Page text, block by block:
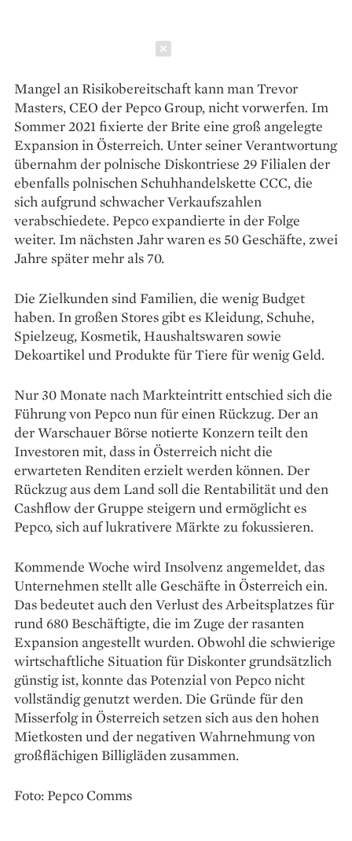
Mangel an Risikobereitschaft kann man Trevor
Masters, CEO der Pepco Group, nicht vorwerfen. Im
Sommer 2021 fixierte der Brite eine groß angelegte
Expansion in Österreich. Unter seiner Verantwortung
übernahm der polnische Diskontriese 29 Filialen der
ebenfalls polnischen Schuhhandelskette CCC, die
sich aufgrund schwacher Verkaufszahlen
verabschiedete. Pepco expandierte in der Folge
weiter. Im nächsten Jahr waren es 50 Geschäfte, zwei
Jahre später mehr als 70.
Die Zielkunden sind Familien, die wenig Budget
haben. In großen Stores gibt es Kleidung, Schuhe,
Spielzeug, Kosmetik, Haushaltswaren sowie
Dekoartikel und Produkte für Tiere für wenig Geld.
Nur 30 Monate nach Markteintritt entschied sich die
Führung von Pepco nun für einen Rückzug. Der an
der Warschauer Börse notierte Konzern teilt den
Investoren mit, dass in Österreich nicht die
erwarteten Renditen erzielt werden können. Der
Rückzug aus dem Land soll die Rentabilität und den
Cashflow der Gruppe steigern und ermöglicht es
Pepco, sich auf lukrativere Märkte zu fokussieren.
Kommende Woche wird Insolvenz angemeldet, das
Unternehmen stellt alle Geschäfte in Österreich ein.
Das bedeutet auch den Verlust des Arbeitsplatzes für
rund 680 Beschäftigte, die im Zuge der rasanten
Expansion angestellt wurden. Obwohl die schwierige
wirtschaftliche Situation für Diskonter grundsätzlich
günstig ist, konnte das Potenzial von Pepco nicht
vollständig genutzt werden. Die Gründe für den
Misserfolg in Österreich setzen sich aus den hohen
Mietkosten und der negativen Wahrnehmung von
großflächigen Billigläden zusammen.
Foto: Pepco Comms